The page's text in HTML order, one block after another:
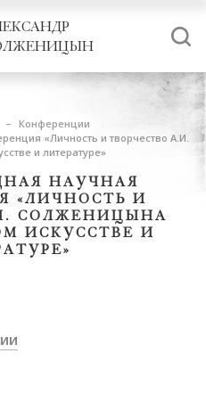
Конференции
«Личность и творчество А.И.
и литературе»
НАУЧНАЯ
«ЛИЧНОСТЬ И
СОЛЖЕНИЦЫНА
ИСКУССТВЕ И